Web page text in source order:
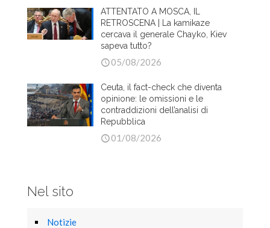
ATTENTATO A MOSCA, IL
RETROSCENA | La kamikaze
cercava il generale Chayko, Kiev
sapeva tutto?
05/08/2026
Ceuta, il fact-check che diventa
opinione: le omissioni e le
contraddizioni dell’analisi di
Repubblica
01/08/2026
Nel sito
Notizie